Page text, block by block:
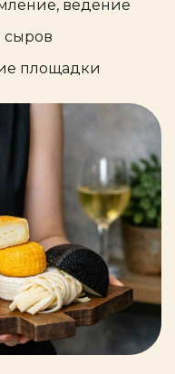
ведение
сыров
площадки